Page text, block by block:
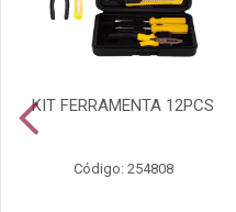
KIT FERRAMENTA 12PCS
Código: 254808